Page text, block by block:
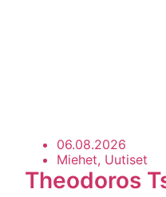
06.08.2026
Miehet, Uutiset
Theodoros